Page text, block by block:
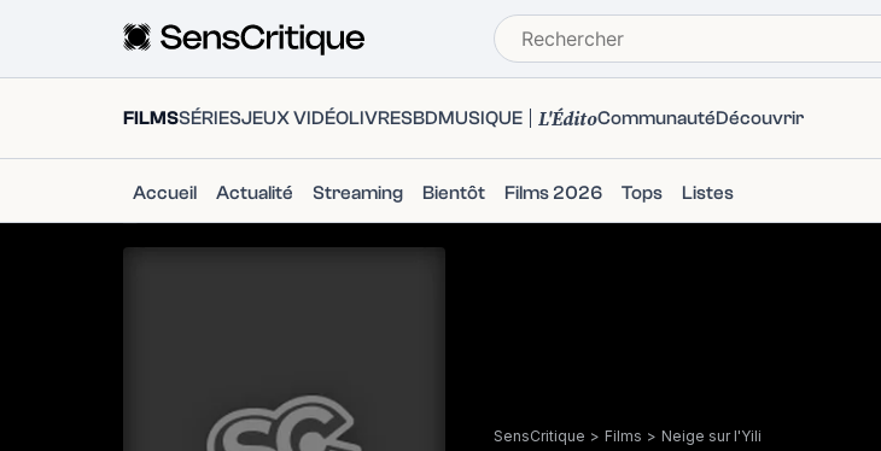
FILMSSÉRIESJEUX VIDÉOLIVRESBDMUSIQUE L'ÉditoCommunautéDécouvrir
Accueil Actualité Streaming Bientôt Films 2026 Tops Listes
SensCritique > Films > Neige sur l'Yili